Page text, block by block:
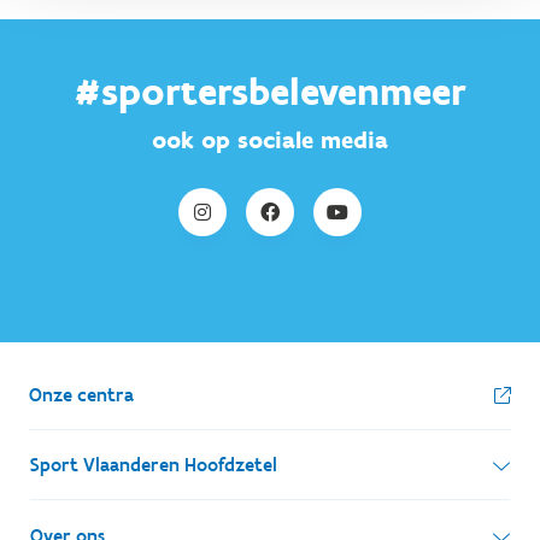
#sportersbelevenmeer
ook op sociale media
Onze centra
Sport Vlaanderen Hoofdzetel
Simon Bolivarlaan 17